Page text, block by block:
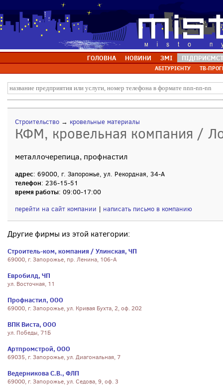
ГОЛОВНА НОВИНИ ЗМІ
АБІТУРІЄНТУ ТВ-
Строительство → кровельные материалы
КФМ, кровельная компания /
металлочерепица, профнастил
адрес: 69000, г. Запорожье, ул. Рекордная, 34-А
телефон: 236-15-51
время работы: 09:00-17:00
перейти на сайт компании | написать письмо в компанию
Другие фирмы из этой категории:
Строитель-ком, компания / Улинская, ЧП
69000, г. Запорожье, пр. Ленина, 106-А
Евробилд, ЧП
ул. Восточная, 11
Профнастил, ООО
69000, г. Запорожье, ул. Кривая Бухта, 2, оф. 202
ВПК Виста, ООО
ул. Победы, 71Б
Артпромстрой, ООО
69035, г. Запорожье, ул. Диагональная, 7
Ведерникова С.В., ФЛП
69000, г. Запорожье, ул. Седова, 9, оф. 3